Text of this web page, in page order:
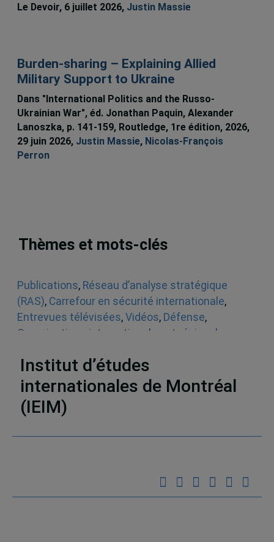
Le Devoir, 6 juillet 2026, Justin Massie
Burden-sharing – Explaining Allied
Military Support to Ukraine
Dans "International Politics and the Russo-
Ukrainian War", éd. Jonathan Paquin, Alexander
Lanoszka, p. 141-159, Routledge, 1re édition, 2026,
29 juin 2026, Justin Massie, Nicolas-François
Perron
Thèmes et mots-clés
Publications, Réseau d’analyse stratégique
(RAS), Carrefour en sécurité internationale,
Entrevues télévisées, Vidéos, Défense,
Organisations internationales et régionales
Institut d’études
internationales de Montréal
(IEIM)